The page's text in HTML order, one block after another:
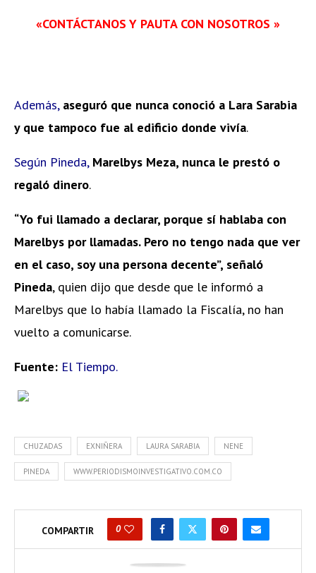
«CONTÁCTANOS Y PAUTA CON NOSOTROS »
Además, aseguró que nunca conoció a Lara Sarabia
y que tampoco fue al edificio donde vivía.
Según Pineda, Marelbys Meza, nunca le prestó o
regaló dinero.
“Yo fui llamado a declarar, porque sí hablaba con
Marelbys por llamadas. Pero no tengo nada que ver
en el caso, soy una persona decente”, señaló
Pineda, quien dijo que desde que le informó a
Marelbys que lo había llamado la Fiscalía, no han
vuelto a comunicarse.
Fuente: El Tiempo.
CHUZADAS EXNIÑERA LAURA SARABIA NENE
PINEDA WWW.PERIODISMOINVESTIGATIVO.COM.CO
COMPARTIR 0